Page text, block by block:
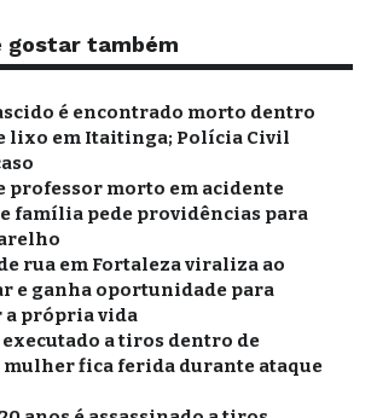
gostar também
é encontrado morto dentro
lixo em Itaitinga; Polícia Civil
professor morto em acidente
e família pede providências para
rua em Fortaleza viraliza ao
e ganha oportunidade para
própria vida
executado a tiros dentro de
mulher fica ferida durante ataque